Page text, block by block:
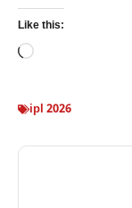
Like this:
Loading…
ipl 2026